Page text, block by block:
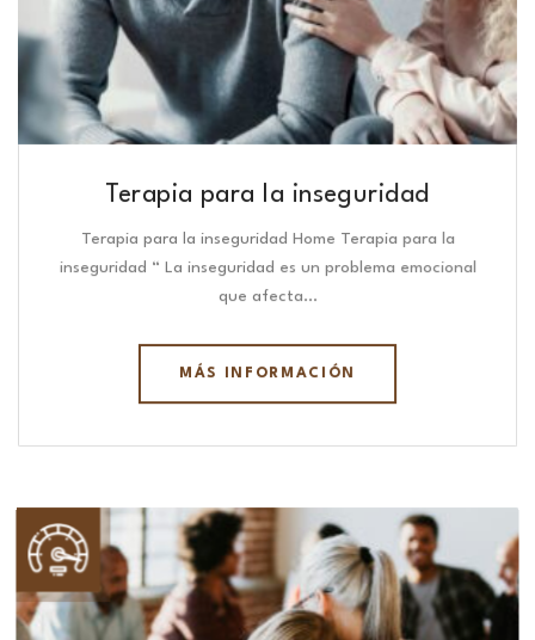
Terapia para la inseguridad
Terapia para la inseguridad Home Terapia para la
inseguridad “ La inseguridad es un problema emocional
que afecta…
MÁS INFORMACIÓN